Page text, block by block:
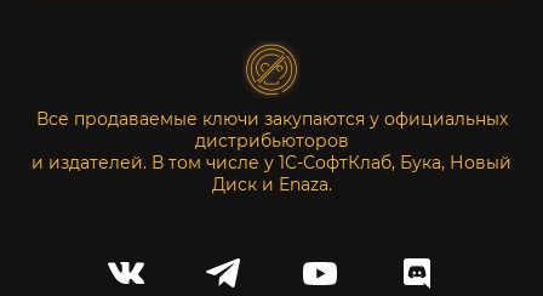
Все продаваемые ключи закупаются у официальных
дистрибьюторов
и издателей. В том числе у 1С-СофтКлаб, Бука, Новый
Диск и Enaza.